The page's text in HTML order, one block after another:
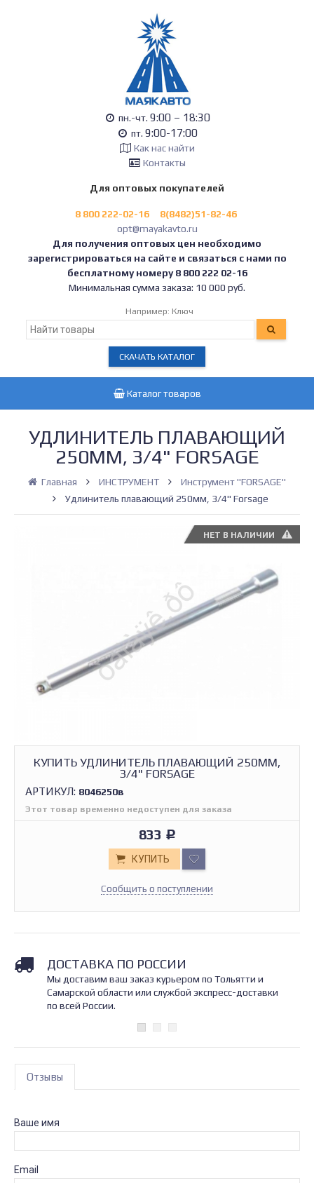
пн.-чт. 9:00 – 18:30
пт. 9:00-17:00
Как нас найти
Контакты
Для оптовых покупателей
8 800 222-02-16
8(8482)51-82-46
opt@mayakavto.ru
Для получения оптовых цен необходимо
зарегистрироваться на сайте и связаться с нами по
бесплатному номеру 8 800 222 02-16
Минимальная сумма заказа: 10 000 руб.
Например: Ключ
СКАЧАТЬ КАТАЛОГ
Каталог товаров
УДЛИНИТЕЛЬ ПЛАВАЮЩИЙ
250ММ, 3/4" FORSAGE
Главная ИНСТРУМЕНТ
Инструмент "FORSAGE"
Удлинитель плавающий 250мм, 3/4" Forsage
НЕТ В НАЛИЧИИ
КУПИТЬ УДЛИНИТЕЛЬ ПЛАВАЮЩИЙ 250ММ,
3/4" FORSAGE
АРТИКУЛ: 8046250в
Этот товар временно недоступен для заказа
833 Р
КУПИТЬ
Сообщить о поступлении
ДОСТАВКА ПО РОССИИ
Мы доставим ваш заказ курьером по Тольятти и
Самарской области или службой экспресс-доставки
по всей России.
Отзывы
Ваше имя
Email